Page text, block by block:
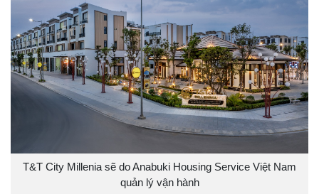
T&T City Millenia sẽ do Anabuki Housing Service Việt Nam
quản lý vận hành